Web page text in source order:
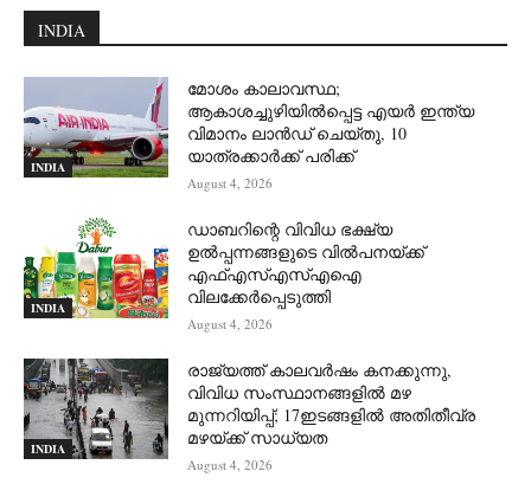
INDIA
INDIA
മോശം കാലാവസ്ഥ;
ആകാശച്ചുഴിയില്‍പ്പെട്ട എയര്‍ ഇന്ത്യ
വിമാനം ലാന്‍ഡ് ചെയ്തു, 10
യാത്രക്കാര്‍ക്ക് പരിക്ക്
August 4, 2026
INDIA
ഡാബറിന്റെ വിവിധ ഭക്ഷ്യ
ഉൽപ്പന്നങ്ങളുടെ വിൽപനയ്ക്ക്
എഫ്എസ്എസ്എഐ
വിലക്കേർപ്പെടുത്തി
August 4, 2026
INDIA
രാജ്യത്ത് കാലവർഷം കനക്കുന്നു,
വിവിധ സംസ്ഥാനങ്ങളിൽ മഴ
മുന്നറിയിപ്പ്; 17ഇടങ്ങളിൽ അതിതീവ്ര
മഴയ്ക്ക് സാധ്യത
August 4, 2026